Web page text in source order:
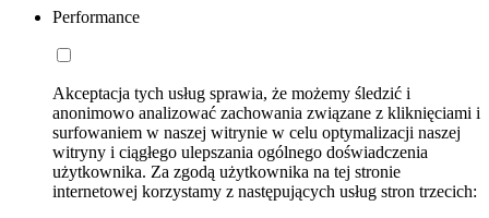
Performance
Akceptacja tych usług sprawia, że możemy śledzić i
anonimowo analizować zachowania związane z kliknięciami i
surfowaniem w naszej witrynie w celu optymalizacji naszej
witryny i ciągłego ulepszania ogólnego doświadczenia
użytkownika. Za zgodą użytkownika na tej stronie
internetowej korzystamy z następujących usług stron trzecich: